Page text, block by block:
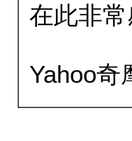
在此非
Yahoo